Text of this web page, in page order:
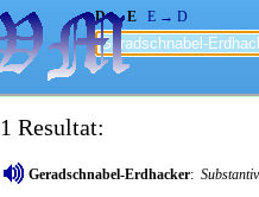
D → E E → D
1 Resultat:
Geradschnabel-Erdhacker: Substantiv